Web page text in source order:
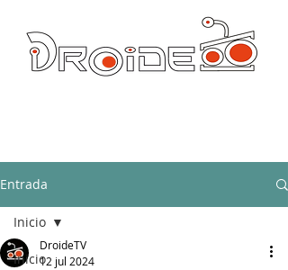
Entrada
Inicio
Inicio
DroideTV
12 jul 2024